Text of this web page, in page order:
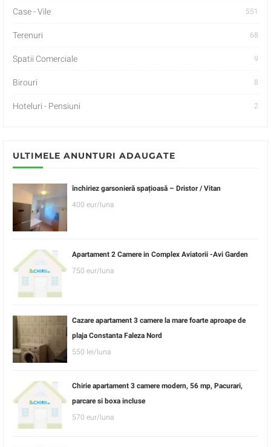
Case - Vile 551
Terenuri 68
Spatii Comerciale 9
Birouri 8
Hoteluri - Pensiuni 2
ULTIMELE ANUNTURI ADAUGATE
închiriez garsonieră spațioasă – Dristor / Vitan
400 eur/luna
Apartament 2 Camere in Complex Aviatorii -Avi Garden
750 eur/luna
Cazare apartament 3 camere la mare foarte aproape de
plaja Constanta Faleza Nord
550 lei/luna
Chirie apartament 3 camere modern, 56 mp, Pacurari,
parcare si boxa incluse
570 eur/luna